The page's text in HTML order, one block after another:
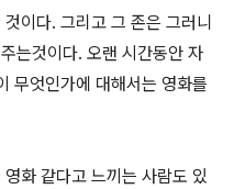
이다. 그리고 그 존은 그러니
는것이다. 오랜 시간동안 자
무엇인가에 대해서는 영화를
화 같다고 느끼는 사람도 있